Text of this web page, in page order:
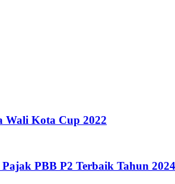
Wali Kota Cup 2022
PBB P2 Terbaik Tahun